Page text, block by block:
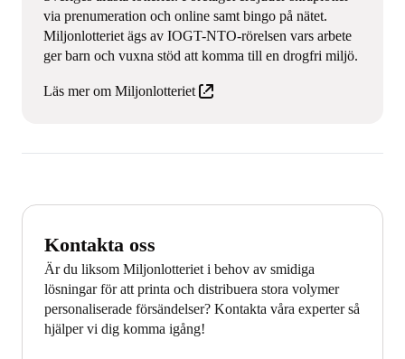
via prenumeration och online samt bingo på nätet.
Miljonlotteriet ägs av IOGT-NTO-rörelsen vars arbete
ger barn och vuxna stöd att komma till en drogfri miljö.
Läs mer om Miljonlotteriet
Kontakta oss
Är du liksom Miljonlotteriet i behov av smidiga
lösningar för att printa och distribuera stora volymer
personaliserade försändelser? Kontakta våra experter så
hjälper vi dig komma igång!